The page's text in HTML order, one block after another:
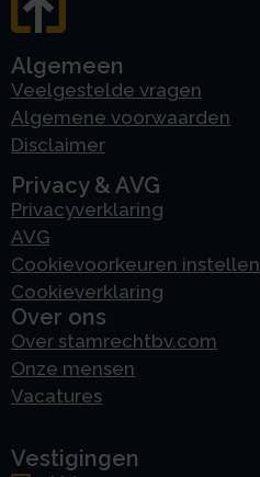
Algemeen
Veelgestelde vragen
Algemene voorwaarden
Disclaimer
Privacy & AVG
Privacyverklaring
AVG
Cookievoorkeuren instellen
Cookieverklaring
Over ons
Over stamrechtbv.com
Onze mensen
Vacatures
Vestigingen